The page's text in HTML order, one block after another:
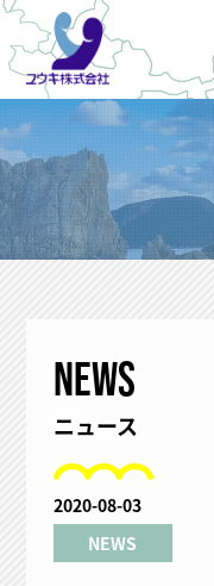
NEWS
ニュース
2020-08-03
NEWS